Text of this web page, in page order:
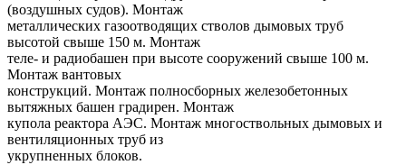
(воздушных судов). Монтаж
металлических газоотводящих стволов дымовых труб
высотой свыше 150 м. Монтаж
теле- и радиобашен при высоте сооружений свыше 100 м.
Монтаж вантовых
конструкций. Монтаж полносборных железобетонных
вытяжных башен градирен. Монтаж
купола реактора АЭС. Монтаж многоствольных дымовых и
вентиляционных труб из
укрупненных блоков.